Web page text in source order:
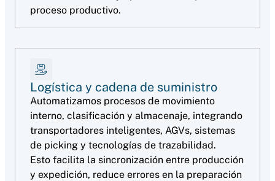
proceso productivo.
Logística y cadena de suministro
Automatizamos procesos de movimiento
interno, clasificación y almacenaje, integrando
transportadores inteligentes, AGVs, sistemas
de picking y tecnologías de trazabilidad.
Esto facilita la sincronización entre producción
y expedición, reduce errores en la preparación